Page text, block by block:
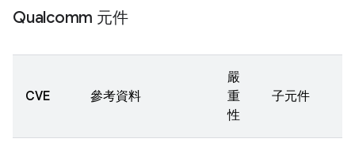
Qualcomm 元件
CVE 參考資料
嚴
重
性
子元件